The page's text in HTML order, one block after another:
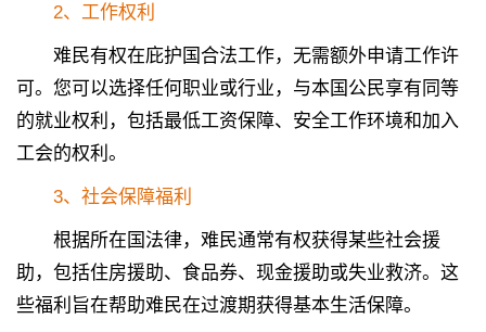
2、 工作权利
难民有权在庇护国合法工作，无需额外申请工作许
可。您可以选择任何职业或行业，与本国公民享有同等
的就业权利，包括最低工资保障、安全工作环境和加入
工会的权利。
3、 社会保障福利
根据所在国法律，难民通常有权获得某些社会援
助，包括住房援助、食品券、现金援助或失业救济。这
些福利旨在帮助难民在过渡期获得基本生活保障。